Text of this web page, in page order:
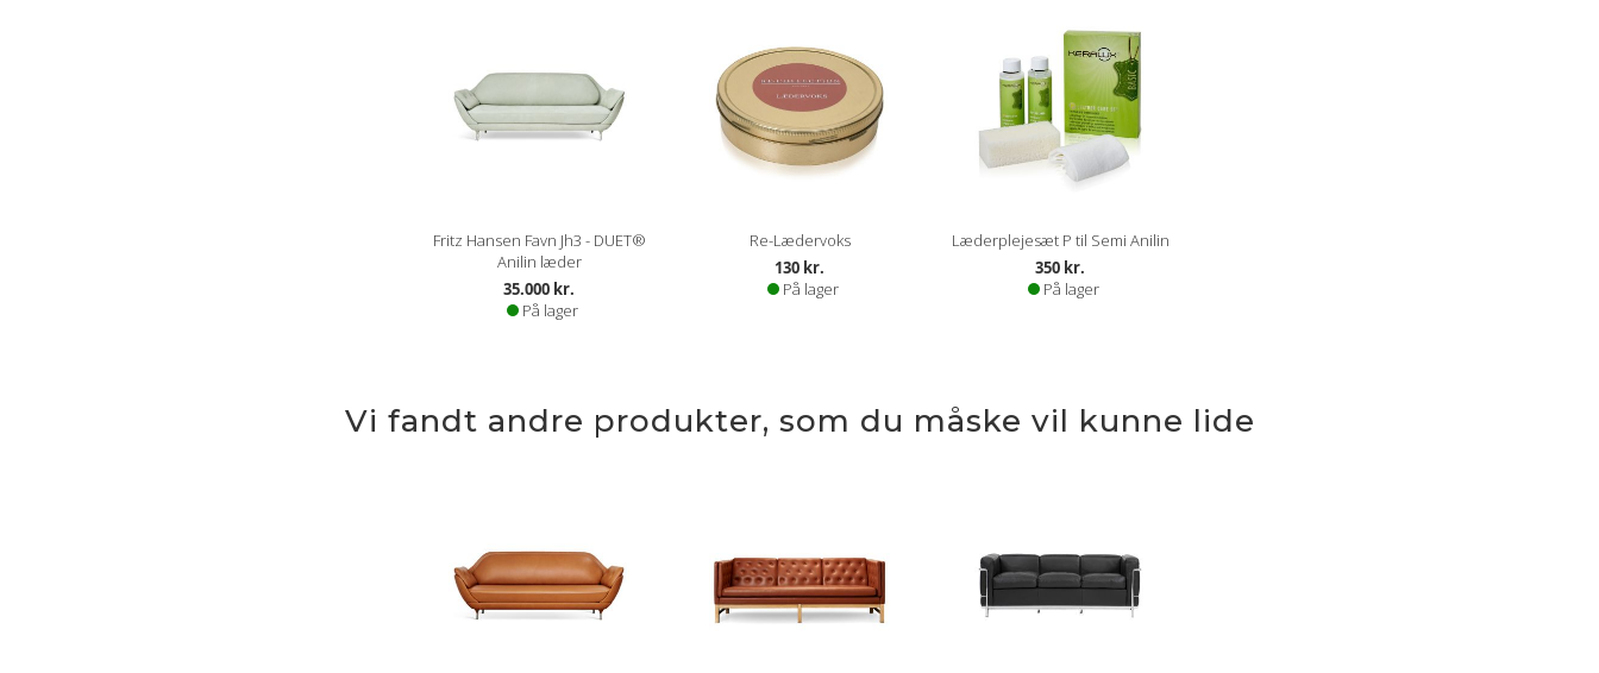
Fritz Hansen Favn Jh3 - DUET®
Anilin læder
35.000 kr.
På lager
Re-Lædervoks
130 kr.
På lager
Læderplejesæt P til Semi Anilin
350 kr.
På lager
Vi fandt andre produkter, som du måske vil kunne lide